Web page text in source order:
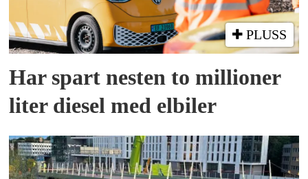
PLUSS
Har spart nesten to millioner
liter diesel med elbiler